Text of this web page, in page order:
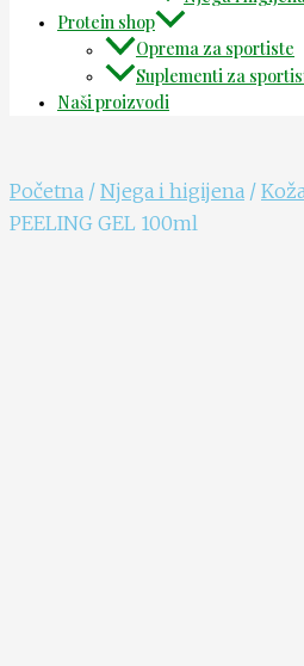
Protein shop
Oprema za sportiste
Suplementi za
Naši proizvodi
Početna / Njega i higijena / Koža
PEELING GEL 100ml